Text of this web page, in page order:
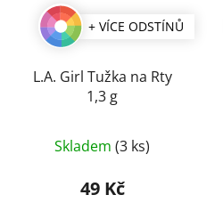
+ VÍCE ODSTÍNŮ
L.A. Girl Tužka na Rty
1,3 g
hodnocení
produktu
Skladem (3 ks)
49 Kč